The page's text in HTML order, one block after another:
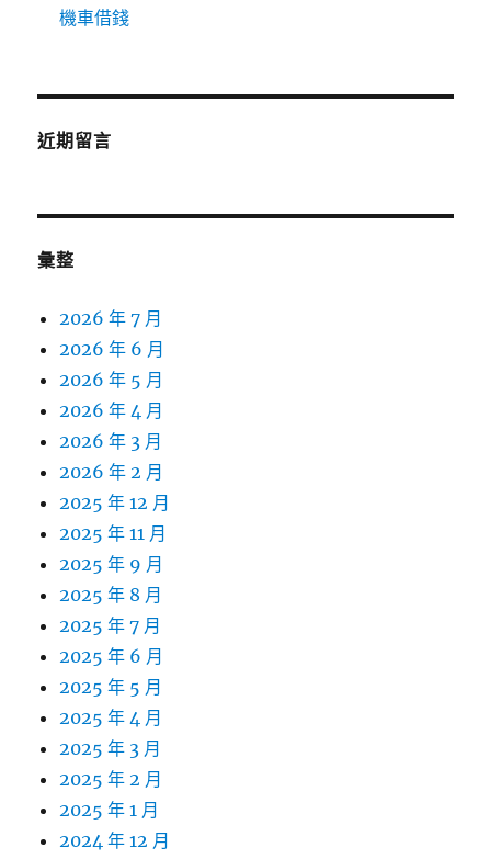
機車借錢
近期留言
彙整
2026 年 7 月
2026 年 6 月
2026 年 5 月
2026 年 4 月
2026 年 3 月
2026 年 2 月
2025 年 12 月
2025 年 11 月
2025 年 9 月
2025 年 8 月
2025 年 7 月
2025 年 6 月
2025 年 5 月
2025 年 4 月
2025 年 3 月
2025 年 2 月
2025 年 1 月
2024 年 12 月